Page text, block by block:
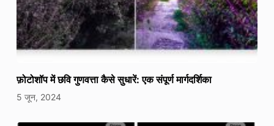
फ़ोटोशॉप में छवि गुणवत्ता कैसे सुधारें: एक संपूर्ण मार्गदर्शिका
5 जून, 2024